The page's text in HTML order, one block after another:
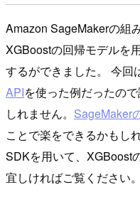
Amazon SageMakerの組
XGBoostの回帰モデルを
するができました。 今回
APIを使った例だったの
しれません。 SageMaker
ことで楽をできるかもし
SDKを用いて、XGBoost
宜しければご覧ください。